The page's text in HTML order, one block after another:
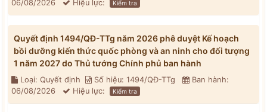
06/08/2026
Hiệu lực: Kiểm tra
Quyết định 1494/QĐ-TTg năm 2026 phê duyệt Kế hoạch
bồi dưỡng kiến thức quốc phòng và an ninh cho đối tượng
1 năm 2027 do Thủ tướng Chính phủ ban hành
Loại: Quyết định Số hiệu: 1494/QĐ-TTg
Ban hành:
06/08/2026
Hiệu lực: Kiểm tra